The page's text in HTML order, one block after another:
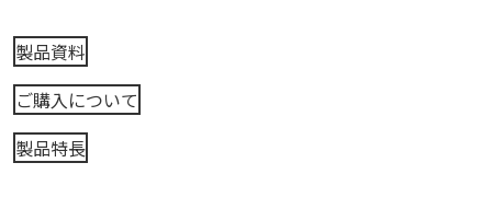
製品資料
ご購入について
製品特長